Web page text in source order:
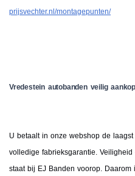
prijsvechter.nl/montagepunten/
Vredestein autobanden veilig
U betaalt in onze webshop de
volledige fabrieksgarantie.
staat bij EJ Banden voorop.